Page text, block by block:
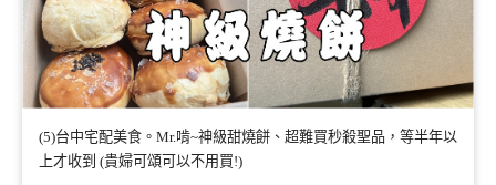
(5)台中宅配美食。Mr.啃~神級甜燒餅、超難買秒殺聖品，等半年以
上才收到 (貴婦可頌可以不用買!)